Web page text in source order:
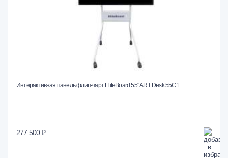
Интерактивная панель флип-чарт EliteBoard 55" ART Desk 55C1
277 500 ₽